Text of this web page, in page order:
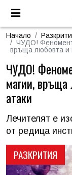
Начало
ЧУДО!
връща любовта и
РАЗКРИТИЯ
ЧУДО!
магии, връща
атаки
Лечителят е
от редица